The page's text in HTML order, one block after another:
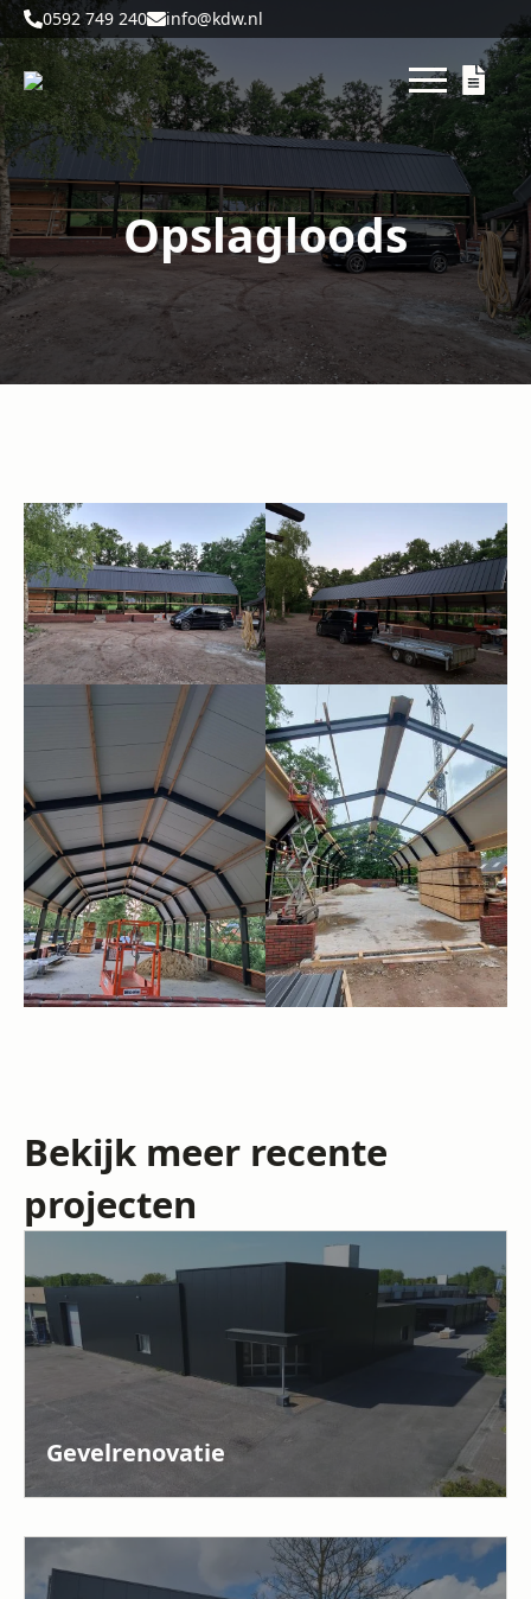
0592 749 240 info@kdw.nl
Opslagloods
Bekijk meer recente
projecten
Gevelrenovatie